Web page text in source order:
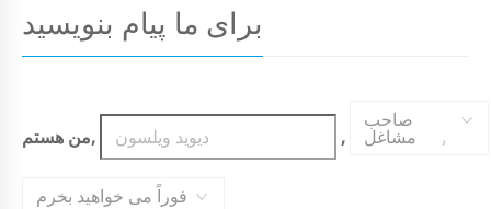
برای ما پیام بنویسید
من هستم, ,
صاحب
مشاغل ,
فوراً می خواهید بخرم